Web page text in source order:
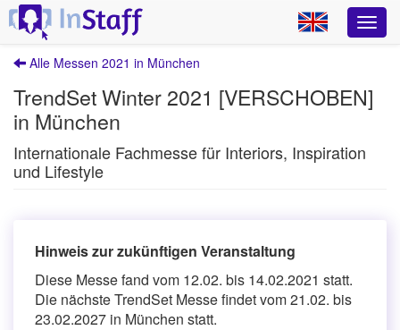
Alle Messen 2021 in München
TrendSet Winter 2021 [VERSCHOBEN]
in München
Internationale Fachmesse für Interiors, Inspiration
und Lifestyle
Hinweis zur zukünftigen Veranstaltung
Diese Messe fand vom 12.02. bis 14.02.2021 statt.
Die nächste TrendSet Messe findet vom 21.02. bis
23.02.2027 in München statt.